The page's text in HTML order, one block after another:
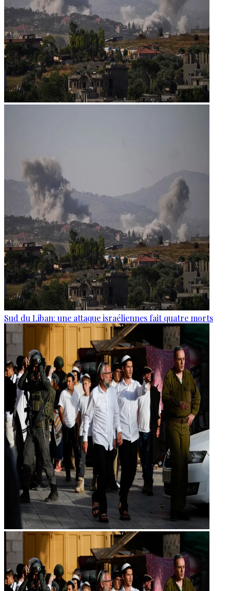
Sud du Liban: une attaque israéliennes fait quatre morts